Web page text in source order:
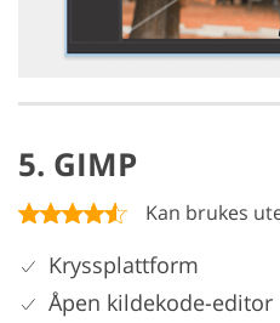
5. GIMP
Kan brukes
Kryssplattform
Åpen kildekode-editor